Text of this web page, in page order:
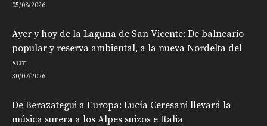
05/08/2026
Ayer y hoy de la Laguna de San Vicente: De balneario
popular y reserva ambiental, a la nueva Nordelta del
sur
30/07/2026
De Berazategui a Europa: Lucía Ceresani llevará la
música surera a los Alpes suizos e Italia